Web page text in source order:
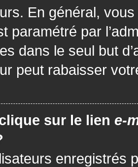
En général,
paramétré par
dans le seul but
peut rabaisser
sur le lien e-
enregistrés